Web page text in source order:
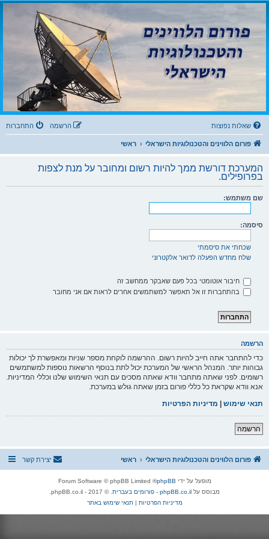
פורום הלווינים
והטכנולוגיות הישראלי
פורום לדיונים בנושאי קליטת שידורים דיגיטליים מלווין, עידן ואינטרנט IPTV וטכנולוגיות
שאלות נפוצות התחברות הרשמה
פורום הלווינים והטכנולוגיות הישראלי ראשי
המערכת דורשת ממך להיות רשום ומחובר על מנת לצפות
בפרופילים.
שם משתמש:
סיסמה:
שכחתי את סיסמתי
שלח מחדש הפעלה לדואר אלקטרוני
חיבור אוטומטי בכל פעם שאבקר ממחשב זה
בהתחברות זו אל תאפשר למשתמשים אחרים לראות אם אני מחובר
הרשמה
כדי להתחבר אתה חייב להיות רשום. ההרשמה לוקחת מספר שניות ומאפשרת לך יכולות
גבוהות יותר. המנהל הראשי של המערכת יכול לתת בנוסף הרשאות נוספות למשתמשים
רשומים. לפני שאתה מתחבר וודא שאתה מסכים עם תנאי השימוש שלנו וכללי המדיניות.
אנא וודא שקראת כל כללי פורום בזמן שאתה גולש במערכת.
תנאי שימוש | מדיניות הפרטיות
הרשמה
פורום הלווינים והטכנולוגיות הישראלי ראשי יצירת קשר
מופעל על ידי phpBB
® Forum Software © phpBB Limited
מבוסס על phpBB.co.il - פורומים בעברית
. © 2017 - phpBB.co.il.
מדיניות הפרטיות |תנאי שימוש באתר